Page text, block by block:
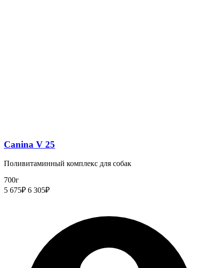
Canina V 25
Поливитаминный комплекс для собак
700г
5 675₽ 6 305₽